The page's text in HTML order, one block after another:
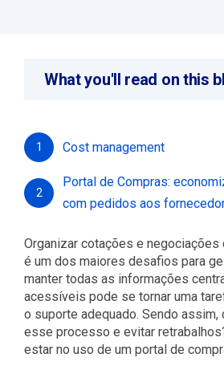
Organizar cotações e
é um dos maiores desafios para
manter todas as informações
acessíveis pode se tornar uma
o suporte adequado. Sendo
esse processo e evitar
estar no uso de um portal de
What you'll read on this
1 Cost management
2
Portal de Compras:
com pedidos aos